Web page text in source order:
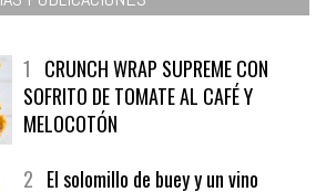
1CRUNCH WRAP SUPREME CON
SOFRITO DE TOMATE AL CAFÉ Y
MELOCOTÓN